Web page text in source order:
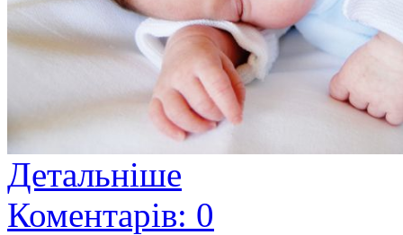
Детальніше
Коментарів: 0